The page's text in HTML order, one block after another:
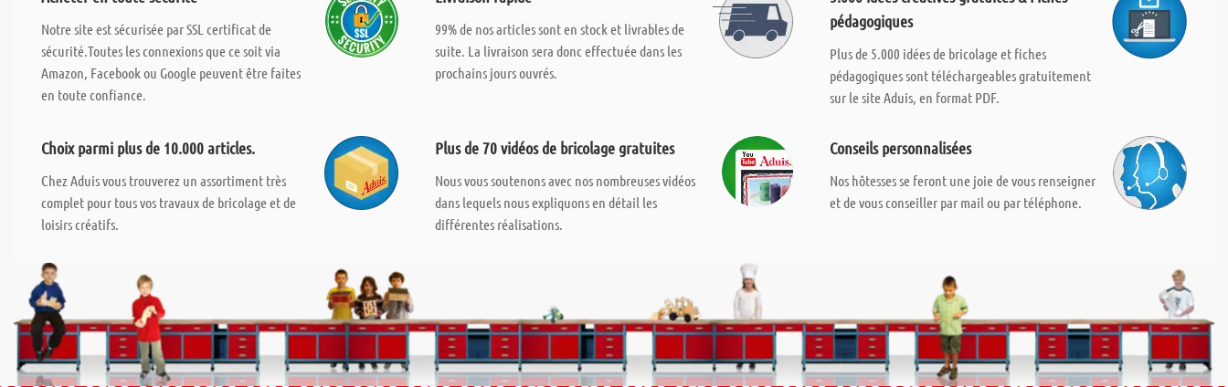
Notre site est sécurisée par SSL certificat de
sécurité.Toutes les connexions que ce soit via
Amazon, Facebook ou Google peuvent être faites
en toute confiance.
99% de nos articles sont en stock et livrables de
suite. La livraison sera donc effectuée dans les
prochains jours ouvrés.
pédagogiques
Plus de 5.000 idées de bricolage et fiches
pédagogiques sont téléchargeables gratuitement
sur le site Aduis, en format PDF.
Choix parmi plus de 10.000 articles.
Chez Aduis vous trouverez un assortiment très
complet pour tous vos travaux de bricolage et de
loisirs créatifs.
Plus de 70 vidéos de bricolage gratuites
Nous vous soutenons avec nos nombreuses vidéos
dans lequels nous expliquons en détail les
différentes réalisations.
Conseils personnalisées
Nos hôtesses se feront une joie de vous renseigner
et de vous conseiller par mail ou par téléphone.